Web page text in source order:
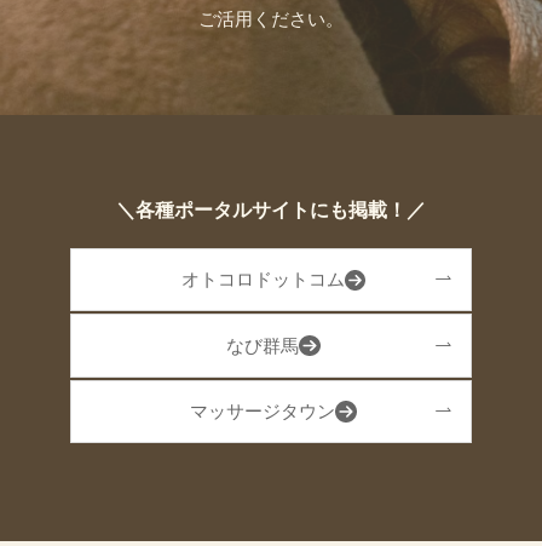
ご活用ください。
＼各種ポータルサイトにも掲載！／
オトコロドットコム
なび群馬
マッサージタウン